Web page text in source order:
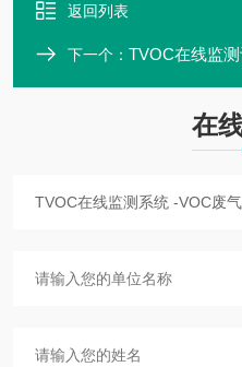
返回列表
下一个： TVOC在线监测设备
在